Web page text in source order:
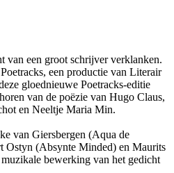
van een groot schrijver verklanken.
een productie van Literair
gloednieuwe Poetracks-editie
van de poëzie van Hugo Claus,
en Neeltje Maria Min.
van Giersbergen (Aqua de
Ostyn (Absynte Minded) en Maurits
bewerking van het gedicht